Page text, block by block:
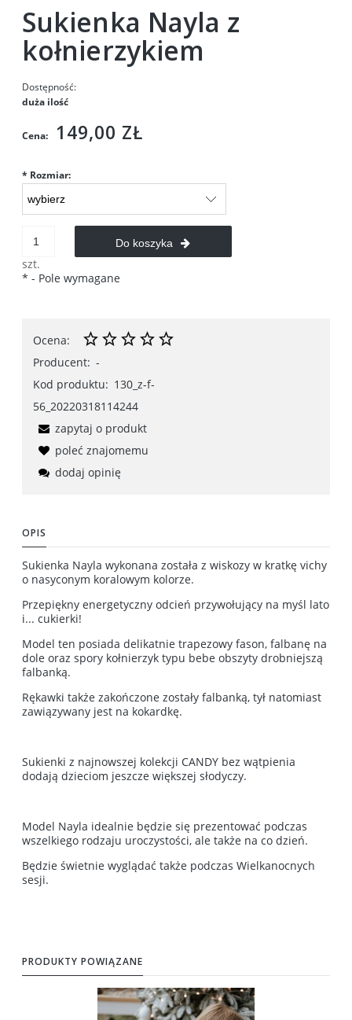
Sukienka Nayla z
kołnierzykiem
Dostępność:
duża ilość
Cena: 149,00 ZŁ
* Rozmiar:
szt.
Do koszyka
* - Pole wymagane
Ocena:
Producent: -
Kod produktu: 130_z-f-
56_20220318114244
zapytaj o produkt
poleć znajomemu
dodaj opinię
OPIS
Sukienka Nayla wykonana została z wiskozy w kratkę vichy
o nasyconym koralowym kolorze.
Przepiękny energetyczny odcień przywołujący na myśl lato
i... cukierki!
Model ten posiada delikatnie trapezowy fason, falbanę na
dole oraz spory kołnierzyk typu bebe obszyty drobniejszą
falbanką.
Rękawki także zakończone zostały falbanką, tył natomiast
zawiązywany jest na kokardkę.
Sukienki z najnowszej kolekcji CANDY bez wątpienia
dodają dzieciom jeszcze większej słodyczy.
Model Nayla idealnie będzie się prezentować podczas
wszelkiego rodzaju uroczystości, ale także na co dzień.
Będzie świetnie wyglądać także podczas Wielkanocnych
sesji.
PRODUKTY POWIĄZANE